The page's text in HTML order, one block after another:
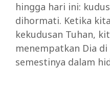
hingga hari ini:
dihormati. Ketika
kekudusan Tuhan,
menempatkan Dia
semestinya dalam